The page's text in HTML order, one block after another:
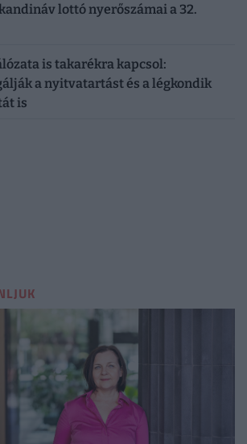
lottó nyerőszámai a 32.
is takarékra kapcsol:
a nyitvatartást és a légkondik
is